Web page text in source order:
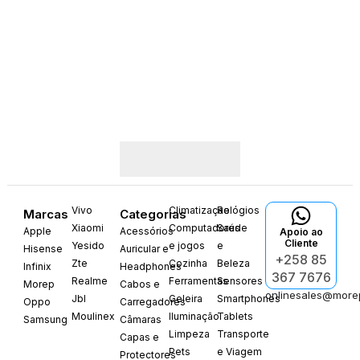
Marcas
Apple
Hisense
Infinix
Morep
Oppo
Samsung
Vivo
Xiaomi
Yesido
Zte
Realme
Jbl
Moulinex
Categorias
Acessórios
Auricular e
Headphones
Cabos e
Carregadores
Câmaras
Capas e
Protectores
Climatização
Computadores
e jogos
Cozinha
Ferramentas
Geleira
Iluminação
Limpeza
Pets
Relógios
Saúde
e
Beleza
Sensores
Smartphones
Tablets
Transporte
e Viagem
Apoio ao
Cliente
+258 85
367 7676